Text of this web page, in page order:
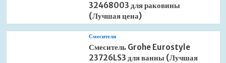
32468003 для раковины
(Лучшая цена)
Смесители
Смеситель Grohe Eurostyle
23726LS3 для ванны (Лучшая